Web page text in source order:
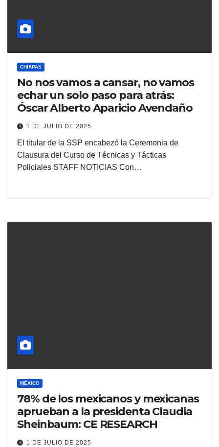
CHIAPAS
No nos vamos a cansar, no vamos
echar un solo paso para atrás:
Óscar Alberto Aparicio Avendaño
1 DE JULIO DE 2025
El titular de la SSP encabezó la Ceremonia de
Clausura del Curso de Técnicas y Tácticas
Policiales STAFF NOTICIAS Con…
MÉXICO
78% de los mexicanos y mexicanas
aprueban a la presidenta Claudia
Sheinbaum: CE RESEARCH
1 DE JULIO DE 2025